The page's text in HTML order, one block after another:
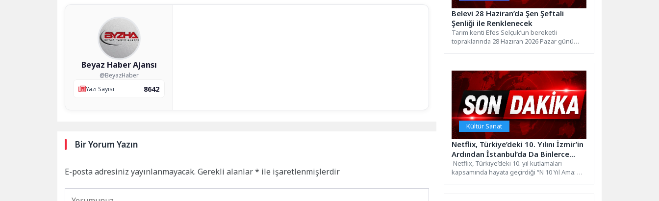
Beyaz Haber Ajansı
@BeyazHaber
Yazı Sayısı
8642
Bir Yorum Yazın
E-posta adresiniz yayınlanmayacak. Gerekli alanlar* ile işaretlenmişlerdir
Belevi 28 Haziran’da Şen Şeftali
Şenliği ile Renklenecek
Tarım kenti Efes Selçuk’un bereketli
topraklarında 28 Haziran 2026 Pazar günü
Kültür Sanat
Netflix, Türkiye’deki 10. Yılını İzmir’in
Ardından İstanbul’da Da Binlerce
Kişiyle Kutladı, Son Durak Ankara
Netflix, Türkiye’deki 10. yıl kutlamaları
kapsamında hayata geçirdiği “N 10 Yıl Ama: Bir